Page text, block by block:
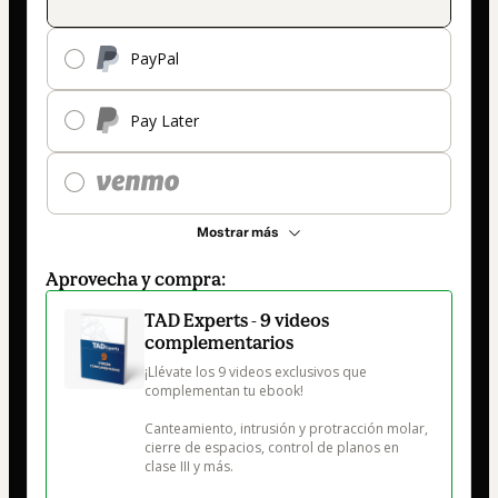
PayPal
Pay Later
Mostrar más
Aprovecha y compra:
TAD Experts - 9 videos
complementarios
¡Llévate los 9 videos exclusivos que
complementan tu ebook!
Canteamiento, intrusión y protracción molar,
cierre de espacios, control de planos en
clase III y más.